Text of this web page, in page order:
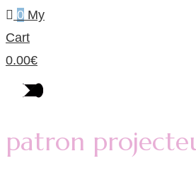
0 My
Cart
0.00€
patron